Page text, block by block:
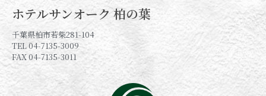
ホテルサンオーク 柏の葉
千葉県柏市若柴281-104
TEL 04-7135-3009
FAX 04-7135-3011